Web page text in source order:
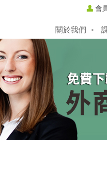
會
關於我們